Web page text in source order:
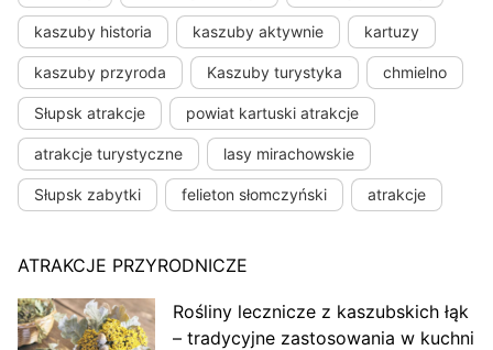
kaszuby historia kaszuby aktywnie kartuzy
kaszuby przyroda Kaszuby turystyka chmielno
Słupsk atrakcje powiat kartuski atrakcje
atrakcje turystyczne lasy mirachowskie
Słupsk zabytki felieton słomczyński atrakcje
ATRAKCJE PRZYRODNICZE
Rośliny lecznicze z kaszubskich łąk
– tradycyjne zastosowania w kuchni